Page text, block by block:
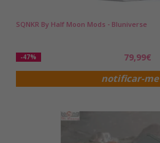
notificar-me
SQNKR By Half Moon Mods - Bluniverse
-47% 79,99€